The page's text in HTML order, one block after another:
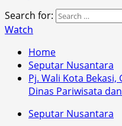
Search for:
Watch
Home
Seputar Nusantara
Pj. Wali Kota
Dinas Pariwisata
Seputar Nusantara